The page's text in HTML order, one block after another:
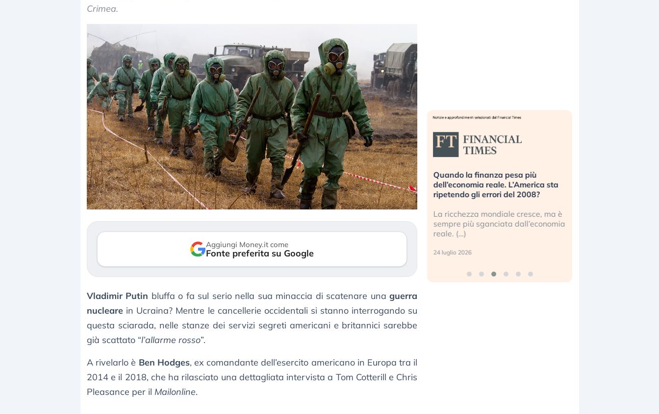
Crimea.
Aggiungi Money.it come
Fonte preferita su Google
Vladimir Putin bluffa o fa sul serio nella sua minaccia di scatenare unaguerra
nucleare in Ucraina? Mentre le cancellerie occidentali si stanno interrogando su
questa sciarada, nelle stanze dei servizi segreti americani e britannici sarebbe
già scattato “l’allarme rosso”.
A rivelarlo è Ben Hodges, ex comandante dell’esercito americano in Europa tra il
2014 e il 2018, che ha rilasciato una dettagliata intervista a Tom Cotterill e Chris
Pleasance per il Mailonline.
Dalle valutazioni estreme alla
correzione. Cosa sta guidando il
repricing degli asset?
mostrando segni di stanchezza
verso le (…)
«La mia vita è rovinata». Investitori
in preda al panico dopo lo scoppio
della bolla AI
Kospi, mentre gli investitori retail (…)
30 luglio 2026
Quando la finanza pesa più
dell’economia reale. L’America sta
ripetendo gli errori del 2008?
La ricchezza mondiale cresce, ma è
sempre più sganciata dall’economia
reale. (…)
24 luglio 2026